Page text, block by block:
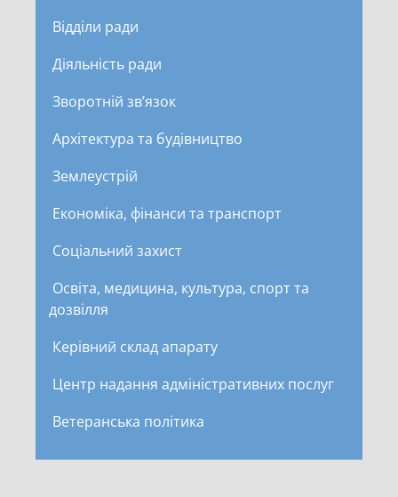
Відділи ради
Діяльність ради
Зворотній зв’язок
Архітектура та будівництво
Землеустрій
Економіка, фінанси та транспорт
Соціальний захист
Освіта, медицина, культура, спорт та
дозвілля
Керівний склад апарату
Центр надання адміністративних послуг
Ветеранська політика